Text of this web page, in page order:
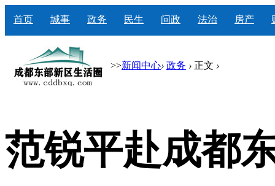
首页 城事 政务 民生 问政 法治 房产
>>新闻中心› 政务 › 正文 ›
范锐平赴成都